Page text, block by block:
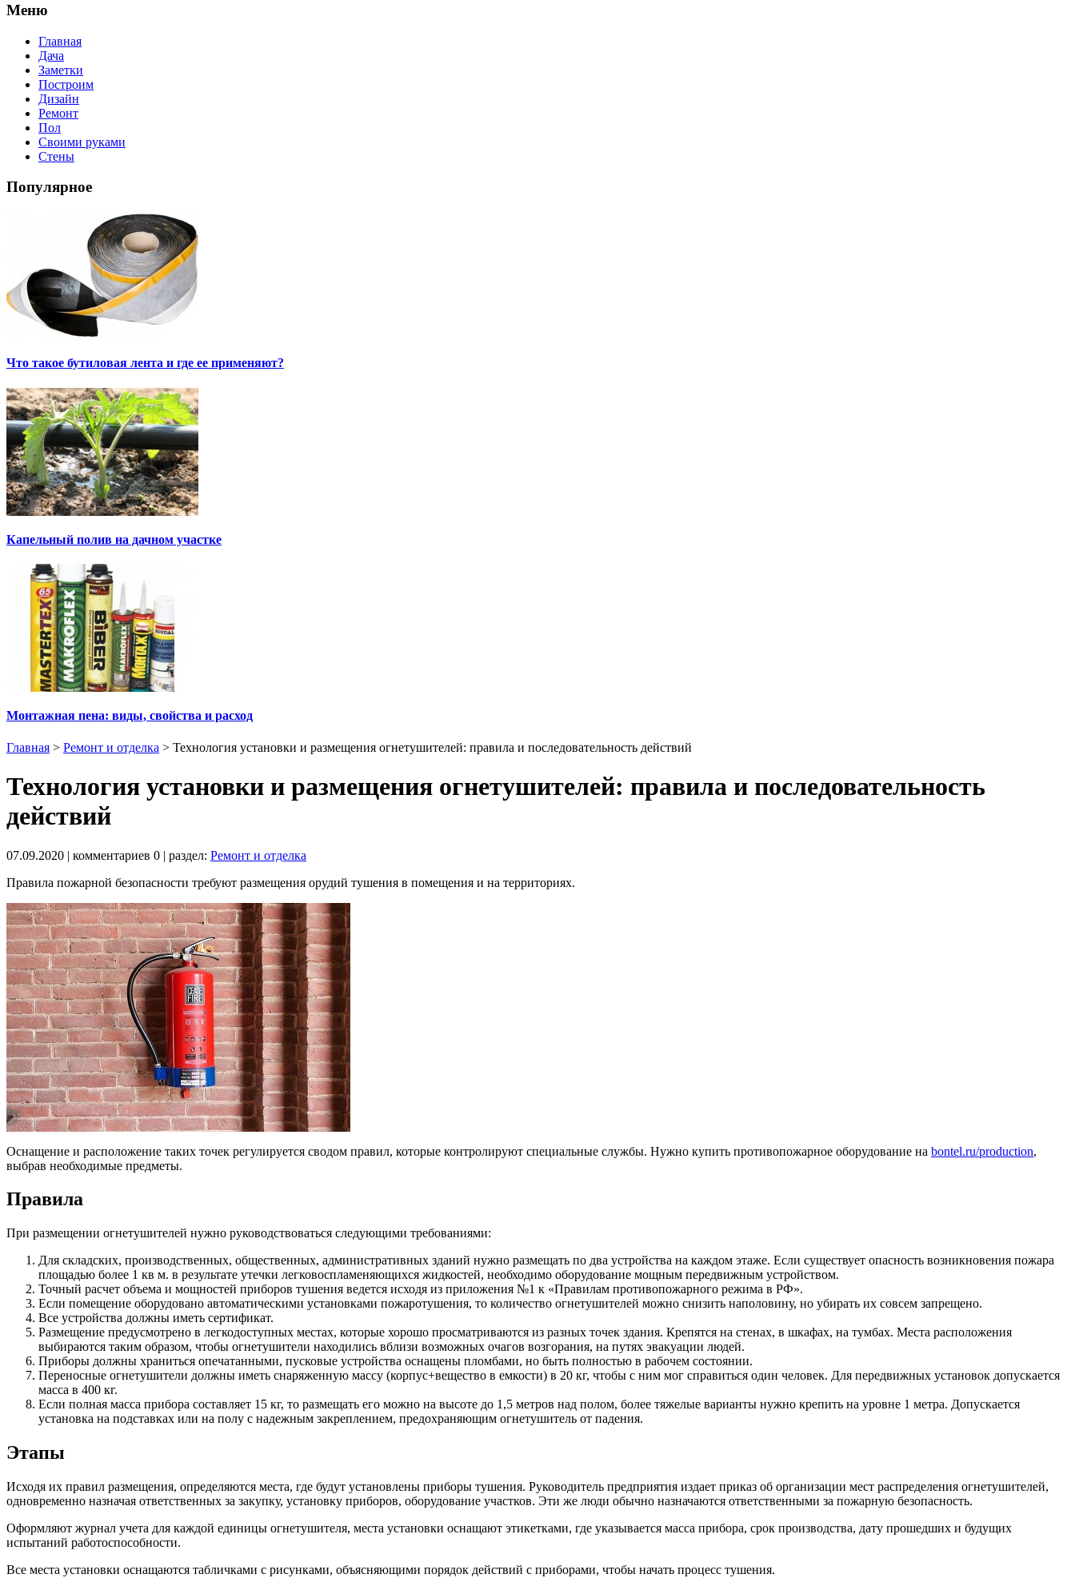
Меню
Главная
Дача
Заметки
Построим
Дизайн
Ремонт
Пол
Своими руками
Стены
Популярное
Что такое бутиловая лента и где ее применяют?
Капельный полив на дачном участке
Монтажная пена: виды, свойства и расход
Главная > Ремонт и отделка > Технология установки и размещения огнетушителей: правила и последовательность действий
Технология установки и размещения огнетушителей: правила и последовательность
действий
07.09.2020 | комментариев 0 | раздел: Ремонт и отделка
Правила пожарной безопасности требуют размещения орудий тушения в помещения и на территориях.
Оснащение и расположение таких точек регулируется сводом правил, которые контролируют специальные службы. Нужно купить противопожарное оборудование на bontel.ru/production,
выбрав необходимые предметы.
Правила
При размещении огнетушителей нужно руководствоваться следующими требованиями:
Для складских, производственных, общественных, административных зданий нужно размещать по два устройства на каждом этаже. Если существует опасность возникновения пожара
площадью более 1 кв м. в результате утечки легковоспламеняющихся жидкостей, необходимо оборудование мощным передвижным устройством.
Точный расчет объема и мощностей приборов тушения ведется исходя из приложения №1 к «Правилам противопожарного режима в РФ».
Если помещение оборудовано автоматическими установками пожаротушения, то количество огнетушителей можно снизить наполовину, но убирать их совсем запрещено.
Все устройства должны иметь сертификат.
Размещение предусмотрено в легкодоступных местах, которые хорошо просматриваются из разных точек здания. Крепятся на стенах, в шкафах, на тумбах. Места расположения
выбираются таким образом, чтобы огнетушители находились вблизи возможных очагов возгорания, на путях эвакуации людей.
Приборы должны храниться опечатанными, пусковые устройства оснащены пломбами, но быть полностью в рабочем состоянии.
Переносные огнетушители должны иметь снаряженную массу (корпус+вещество в емкости) в 20 кг, чтобы с ним мог справиться один человек. Для передвижных установок допускается
масса в 400 кг.
Если полная масса прибора составляет 15 кг, то размещать его можно на высоте до 1,5 метров над полом, более тяжелые варианты нужно крепить на уровне 1 метра. Допускается
установка на подставках или на полу с надежным закреплением, предохраняющим огнетушитель от падения.
Этапы
Исходя их правил размещения, определяются места, где будут установлены приборы тушения. Руководитель предприятия издает приказ об организации мест распределения огнетушителей,
одновременно назначая ответственных за закупку, установку приборов, оборудование участков. Эти же люди обычно назначаются ответственными за пожарную безопасность.
Оформляют журнал учета для каждой единицы огнетушителя, места установки оснащают этикетками, где указывается масса прибора, срок производства, дату прошедших и будущих
испытаний работоспособности.
Все места установки оснащаются табличками с рисунками, объясняющими порядок действий с приборами, чтобы начать процесс тушения.